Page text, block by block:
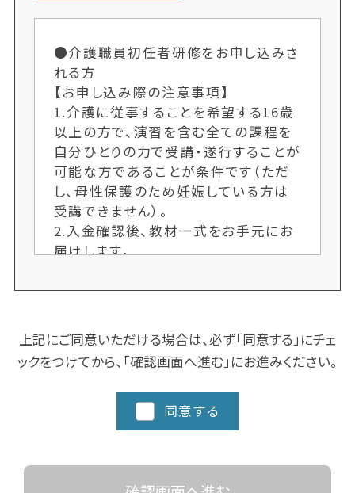
●介護職員初任者研修をお申し込みさ
れる方
【お申し込み際の注意事項】
1.介護に従事することを希望する16歳
以上の方で、演習を含む全ての課程を
自分ひとりの力で受講・遂行することが
可能な方であることが条件です（ただ
し、母性保護のため妊娠している方は
受講できません）。
2.入金確認後、教材一式をお手元にお
届けします。
数の場合、次回開講までお待ちいただ
早めにお願いします。又、人数により開
講しない場合もございます。ご了承くだ
さい。
4.クラスにより日程や時間を変更する
場合がございますので、ご了承くださ
加カリキュラム、実習など時間数が異
なる場合がありますので、詳細な日程
上記にご同意いただける場合は、必ず「同意する」にチェ
ックをつけてから、「確認画面へ進む」にお進みください。
同意する